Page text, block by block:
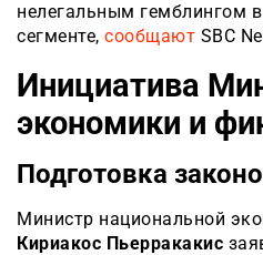
нелегальным гемблингом
сегменте, сообщают SBC
Инициатива
экономики и
Подготовка
Министр национальной
Кириакос Пьерракакис